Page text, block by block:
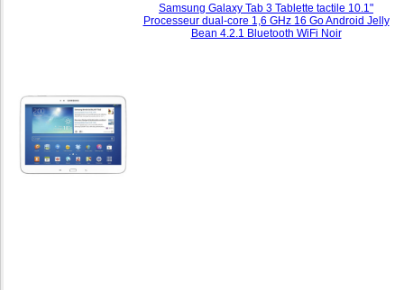
Samsung Galaxy Tab 3 Tablette tactile 10.1"
Processeur dual-core 1,6 GHz 16 Go Android Jelly
Bean 4.2.1 Bluetooth WiFi Noir